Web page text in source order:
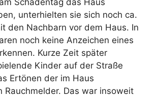
Schadentag das Haus
unterhielten sie sich noch ca.
den Nachbarn vor dem Haus. In
noch keine Anzeichen eines
Kurze Zeit später
Kinder auf der Straße
Ertönen der im Haus
Rauchmelder. Das war insoweit